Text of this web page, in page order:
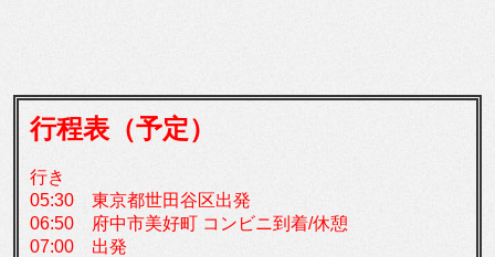
行程表（予定）
行き
05:30 東京都世田谷区出発
06:50 府中市美好町 コンビニ到着/休憩
07:00 出発